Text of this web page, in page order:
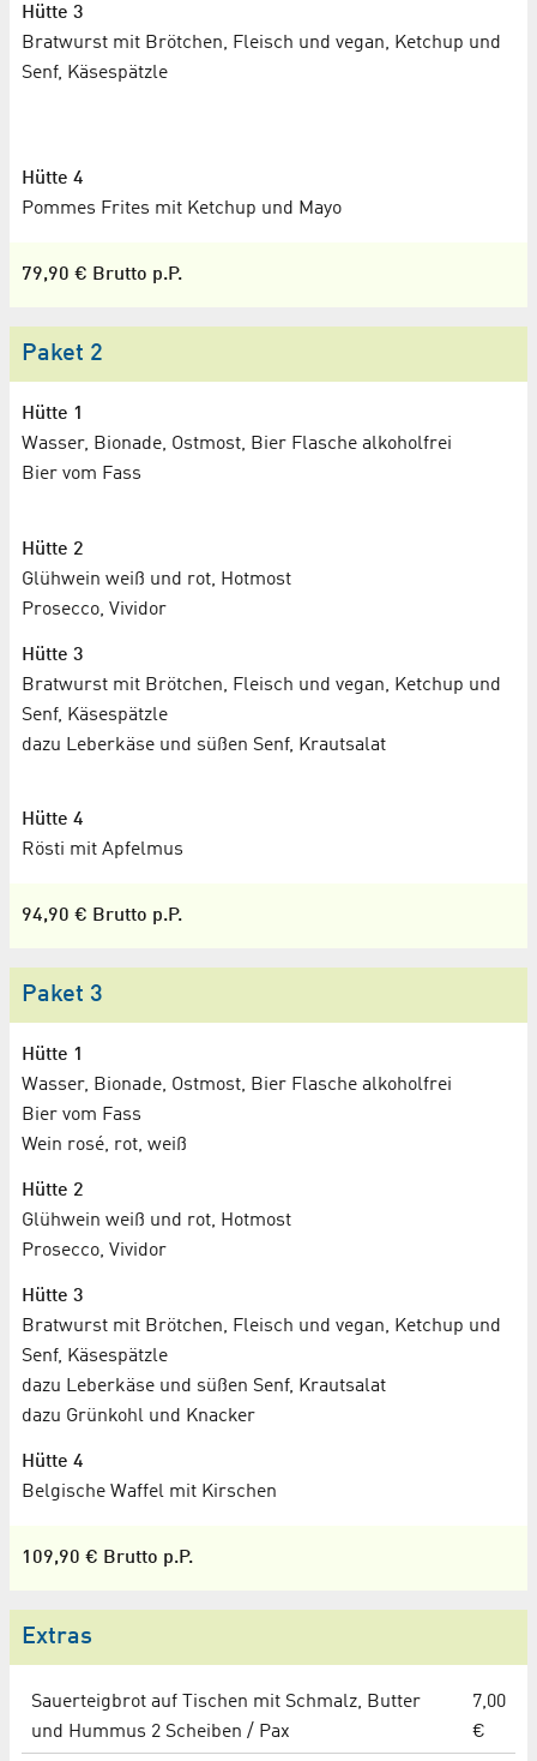
Hütte 3
Bratwurst mit Brötchen, Fleisch und vegan, Ketchup und
Senf, Käsespätzle
Hütte 4
Pommes Frites mit Ketchup und Mayo
79,90 € Brutto p.P.
Paket 2
Hütte 1
Wasser, Bionade, Ostmost, Bier Flasche alkoholfrei
Bier vom Fass
Hütte 2
Glühwein weiß und rot, Hotmost
Prosecco, Vividor
Hütte 3
Bratwurst mit Brötchen, Fleisch und vegan, Ketchup und
Senf, Käsespätzle
dazu Leberkäse und süßen Senf, Krautsalat
Hütte 4
Rösti mit Apfelmus
94,90 € Brutto p.P.
Paket 3
Hütte 1
Wasser, Bionade, Ostmost, Bier Flasche alkoholfrei
Bier vom Fass
Wein rosé, rot, weiß
Hütte 2
Glühwein weiß und rot, Hotmost
Prosecco, Vividor
Hütte 3
Bratwurst mit Brötchen, Fleisch und vegan, Ketchup und
Senf, Käsespätzle
dazu Leberkäse und süßen Senf, Krautsalat
dazu Grünkohl und Knacker
Hütte 4
Belgische Waffel mit Kirschen
109,90 € Brutto p.P.
Extras
Sauerteigbrot auf Tischen mit Schmalz, Butter
und Hummus 2 Scheiben / Pax
7,00
€